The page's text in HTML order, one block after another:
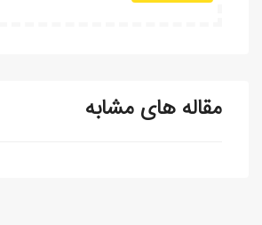
مقاله های مشابه